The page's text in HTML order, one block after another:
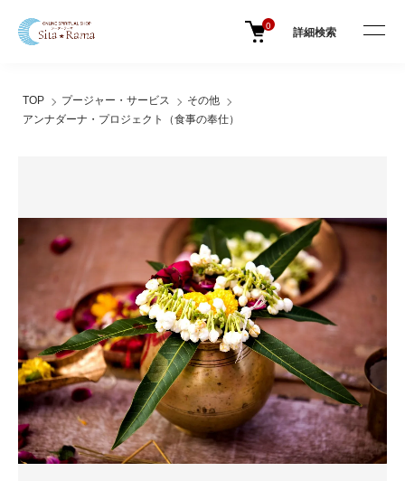
0 詳細検索
TOP プージャー・サービス
その他
アンナダーナ・プロジェクト（食事の奉仕）